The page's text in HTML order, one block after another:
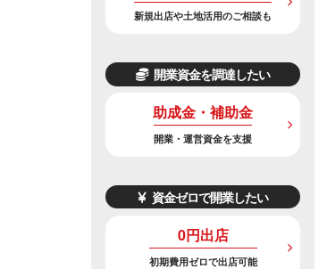
新規出店や土地活用のご相談も
開業資金を調達したい
助成金・補助金
開業・運営資金を支援
資金ゼロで開業したい
0円出店
初期費用ゼロで出店可能